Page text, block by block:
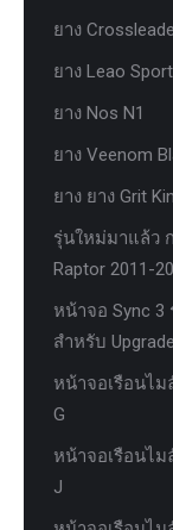
ยาง
ยาง Leao
ยาง Nos N1
ยาง Veenom
ยาง ยาง Grit
รุ่นใหม่มาแล้ว ก
Raptor 2011-
หน้าจอ Sync 3
สำหรับ
หน้าจอเรือนไมล์
G
หน้าจอเรือนไมล์
J